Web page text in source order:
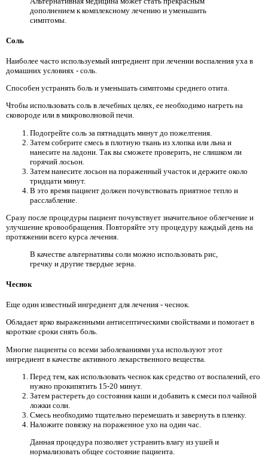
дополнением к комплексному лечению и уменьшить
симптомы.
Соль
Наиболее часто используемый ингредиент при лечении воспаления уха в
домашних условиях - соль.
Способен устранять боль и уменьшать симптомы среднего отита.
Чтобы использовать соль в лечебных целях, ее необходимо нагреть на
сковороде или в микроволновой печи.
Подогрейте соль за пятнадцать минут до пожелтения.
Затем соберите смесь в плотную ткань из хлопка или льна и
нанесите на ладони. Так вы сможете проверить, не слишком ли
горячий лосьон.
Затем нанесите лосьон на пораженный участок и держите около
тридцати минут.
В это время пациент должен почувствовать приятное тепло и
расслабление.
Сразу после процедуры пациент почувствует значительное облегчение и
улучшение кровообращения. Повторяйте эту процедуру каждый день на
протяжении всего курса лечения.
В качестве альтернативы соли можно использовать рис,
гречку и другие твердые зерна.
Чеснок
Еще один известный ингредиент для лечения - чеснок.
Обладает ярко выраженными антисептическими свойствами и помогает в
короткие сроки снять боль.
Многие пациенты со всеми заболеваниями уха используют этот
ингредиент в качестве активного лекарственного вещества.
Перед тем, как использовать чеснок как средство от воспалений, его
нужно прокипятить 15-20 минут.
Затем растереть до состояния каши и добавить к смеси пол чайной
ложки соли.
Смесь необходимо тщательно перемешать и завернуть в пленку.
Наложите повязку на пораженное ухо на один час.
Данная процедура позволяет устранить влагу из ушей и
нормализовать общее состояние пациента.